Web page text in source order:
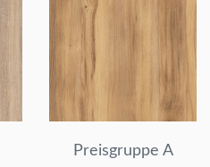
Preisgruppe A